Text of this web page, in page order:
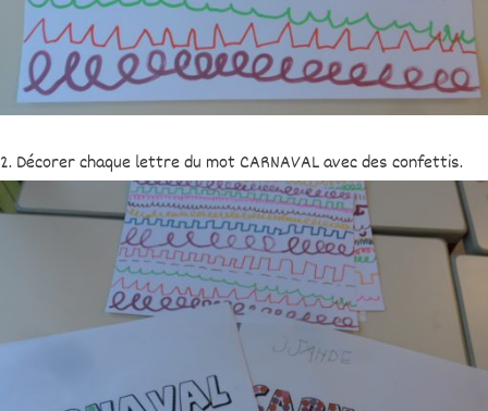
2. Décorer chaque lettre du mot CARNAVAL avec des confettis.